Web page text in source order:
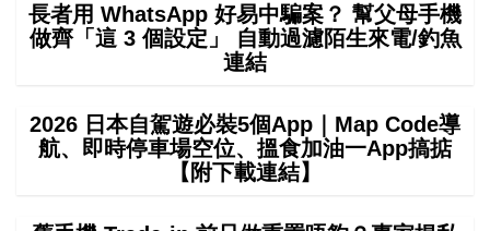
長者用 WhatsApp 好易中騙案？ 幫父母手機
做齊「這 3 個設定」 自動過濾陌生來電/釣魚
連結
2026 日本自駕遊必裝5個App｜Map Code導
航、即時停車場空位、搵食加油一App搞掂
【附下載連結】